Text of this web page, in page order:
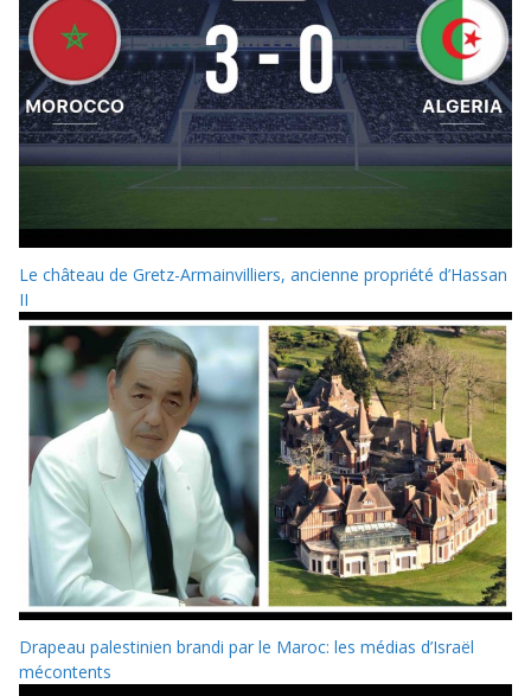
Le château de Gretz-Armainvilliers, ancienne propriété d’Hassan
II
Drapeau palestinien brandi par le Maroc: les médias d’Israël
mécontents